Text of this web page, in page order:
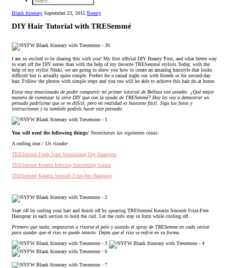
Blank Itinerary September 23, 2015 Beauty
DIY Hair Tutorial with TRESemmé
I am so excited to be sharing this with you! My first official DIY Beauty Post, and what better way
to start off the DIY series than with the help of my favorite TRESemmé stylists. Today, with the
help of my stylist Nikki, we are going to show you how to create an amazing hairstyle that looks
difficult but is actually quite simple. Perfect for a casual night out with friends or for second-day
hair. Follow the photos with simple steps and you too will be able to achieve this hair do at home.
Estoy muy emocionada de poder compartir mi primer tutorial de Belleza con ustedes. ¿Qué mejor
manera de comenzar la serie DIY que con la ayuda de TRESemmé? Hoy les voy a demostrar un
peinado padrísimo que se ve difícil, pero en realidad es bastante fácil. Siga las fotos y
instrucciones y tu también podrás hacer este peinado.
You will need the following things/ Necesitaran las siguientes cosas:
A curling iron / Un rizador
TRESemmé Fresh Start Volumizing Dry Shampoo
TRESemmé Keratin Infusing Smoothing Serum
TRESemmé Keratin Smooth Frizz-free Hairspray
Start off by curling your hair and finish off by spraying TRESemmé Keratin Smooth Frizz-Free
Hairspray in each section to hold the curl. Let the curls stay in form while cooling off.
Primero que nada, empezaran a rizarse el pelo y usando el spray de TRESemme en cada secion
para ayudar que el rizo se quede intacto. Dejen que el rizo se enfrie en su forma.